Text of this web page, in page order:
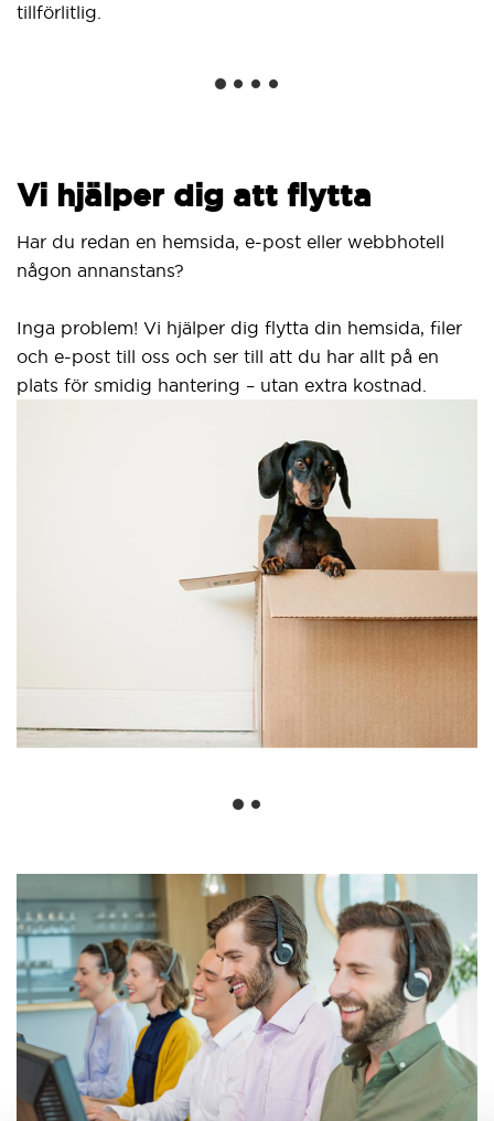
tillförlitlig.
Vi hjälper dig att flytta
Har du redan en hemsida, e-post eller webbhotell
någon annanstans?
Inga problem! Vi hjälper dig flytta din hemsida, filer
och e-post till oss och ser till att du har allt på en
plats för smidig hantering – utan extra kostnad.